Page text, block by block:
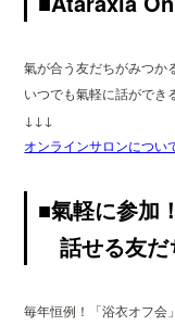
氣が合う友だちがみつか
いつでも氣軽に話ができ
↓↓↓
オンラインサロンについ
■氣軽に参加！
話せる友だ
毎年恒例！「浴衣オフ会」